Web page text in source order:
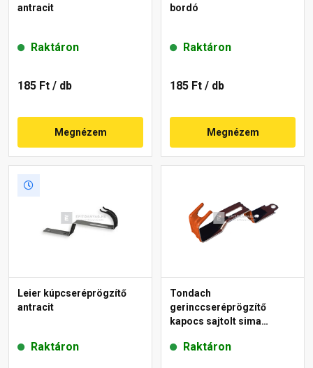
antracit
Raktáron
185 Ft / db
Megnézem
bordó
Raktáron
185 Ft / db
Megnézem
Leier kúpcseréprögzítő
antracit
Raktáron
Tondach
gerinccseréprögzítő
kapocs sajtolt sima
Raktáron